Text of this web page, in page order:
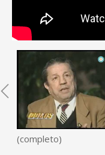
(completo)